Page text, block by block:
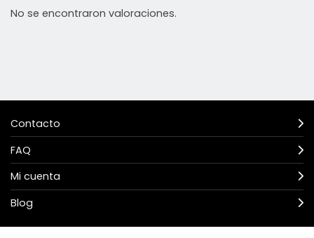
No se encontraron valoraciones.
Contacto
FAQ
Mi cuenta
Blog